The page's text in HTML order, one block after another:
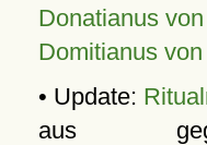
Donatianus
Domitianus
• Update:
aus